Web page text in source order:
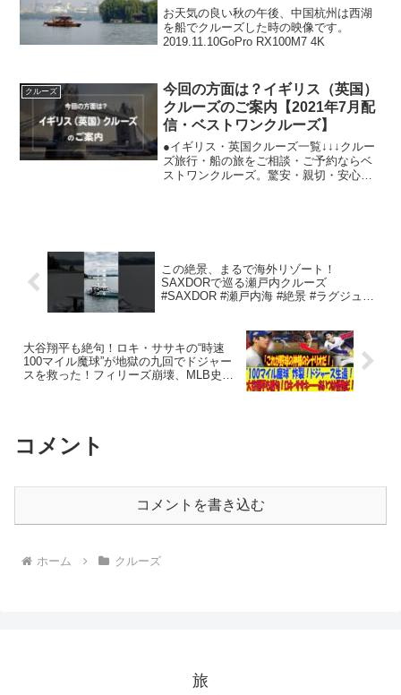
お天気の良い秋の午後、中国杭州は西湖
を船でクルーズした時の映像です。
2019.11.10GoPro RX100M7 4K
クルーズ
今回の方面は？イギリス（英国）
クルーズのご案内【2021年7月配
信・ベストワンクルーズ】
●イギリス・英国クルーズ一覧↓↓↓クルー
ズ旅行・船の旅をご相談・ご予約ならベ
ストワンクルーズ。驚安・親切・安心対
この絶景、まるで海外リゾート！
SAXDORで巡る瀬戸内クルーズ
#SAXDOR #瀬戸内海 #絶景 #ラグジュア
大谷翔平も絶句！ロキ・ササキの“時速
100マイル魔球”が地獄の九回でドジャー
スを救った！フィリーズ崩壊、MLB史上
コメント
コメントを書き込む
ホーム クルーズ
旅